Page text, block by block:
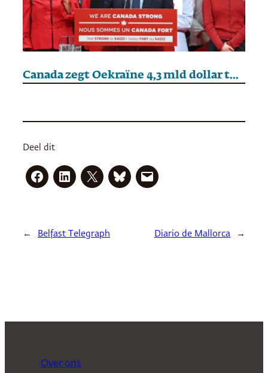
Canada zegt Oekraïne 4,3 mld dollar toe en kondigt sancties tegen Rusland aan
Deel dit
← Belfast Telegraph Diario de Mallorca →
Over ons